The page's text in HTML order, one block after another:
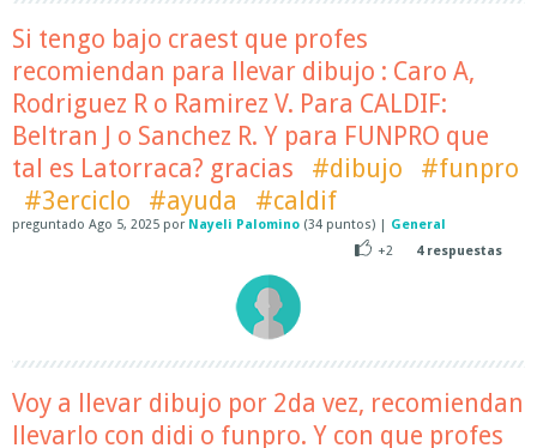
Si tengo bajo craest que profes
recomiendan para llevar dibujo : Caro A,
Rodriguez R o Ramirez V. Para CALDIF:
Beltran J o Sanchez R. Y para FUNPRO que
tal es Latorraca? gracias
#dibujo
#funpro
#3erciclo
#ayuda #caldif
preguntado Ago 5, 2025 por Nayeli Palomino (34 puntos) | General
+2
4respuestas
Voy a llevar dibujo por 2da vez, recomiendan
llevarlo con didi o funpro. Y con que profes